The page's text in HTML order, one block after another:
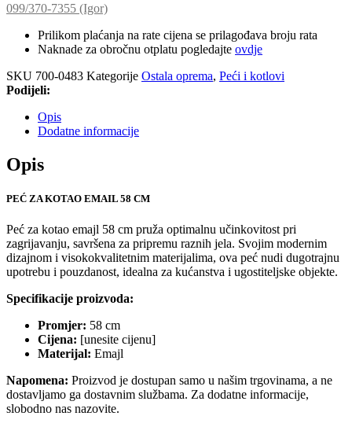
099/370-7355 (Igor)
Prilikom plaćanja na rate cijena se prilagođava broju rata
Naknade za obročnu otplatu pogledajte ovdje
SKU 700-0483 Kategorije Ostala oprema, Peći i kotlovi
Podijeli:
Opis
Dodatne informacije
Opis
PEĆ ZA KOTAO EMAIL 58 CM
Peć za kotao emajl 58 cm pruža optimalnu učinkovitost pri
zagrijavanju, savršena za pripremu raznih jela. Svojim modernim
dizajnom i visokokvalitetnim materijalima, ova peć nudi dugotrajnu
upotrebu i pouzdanost, idealna za kućanstva i ugostiteljske objekte.
Specifikacije proizvoda:
Promjer: 58 cm
Cijena: [unesite cijenu]
Materijal: Emajl
Napomena: Proizvod je dostupan samo u našim trgovinama, a ne
dostavljamo ga dostavnim službama. Za dodatne informacije,
slobodno nas nazovite.